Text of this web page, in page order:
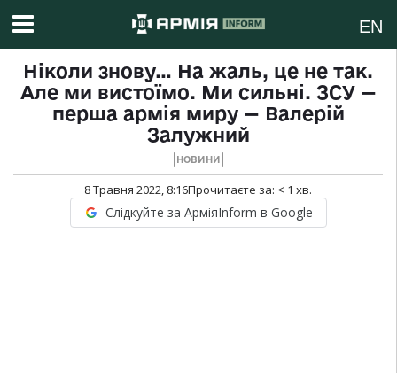
EN
Ніколи знову… На жаль, це не так.
Але ми вистоїмо. Ми сильні. ЗСУ —
перша армія миру — Валерій
Залужний
НОВИНИ
8 Травня 2022, 8:16Прочитаєте за: < 1 хв.
Слідкуйте за АрміяInform в Google